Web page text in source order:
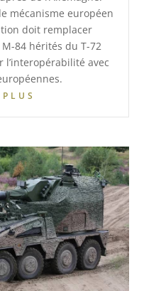
mécanisme européen
doit remplacer
84 hérités du T-72
avec